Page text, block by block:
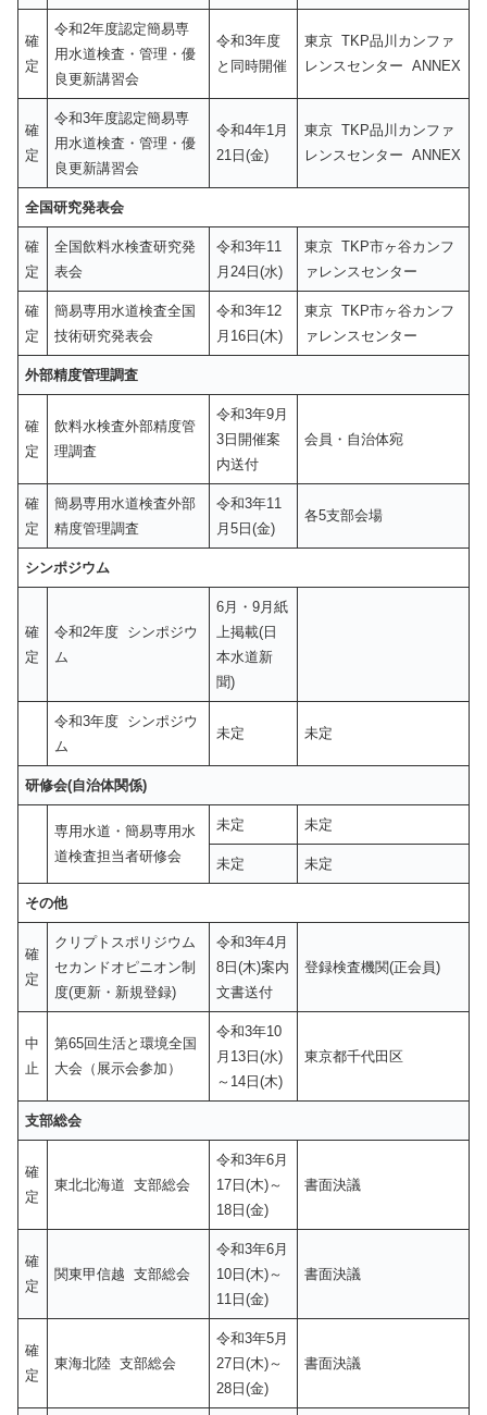
確
定
令和2年度認定簡易専
用水道検査・管理・優
良更新講習会
令和3年度
と同時開催
東京 TKP品川カンファ
レンスセンター ANNEX
確
定
令和3年度認定簡易専
用水道検査・管理・優
良更新講習会
令和4年1月
21日(金)
東京 TKP品川カンファ
レンスセンター ANNEX
全国研究発表会
確
定
全国飲料水検査研究発
表会
令和3年11
月24日(水)
東京 TKP市ヶ谷カンフ
ァレンスセンター
確
定
簡易専用水道検査全国
技術研究発表会
令和3年12
月16日(木)
東京 TKP市ヶ谷カンフ
ァレンスセンター
外部精度管理調査
確
定
飲料水検査外部精度管
理調査
令和3年9月
3日開催案
内送付
会員・自治体宛
確
定
簡易専用水道検査外部
精度管理調査
令和3年11
月5日(金)
各5支部会場
シンポジウム
確
定
令和2年度 シンポジウ
ム
6月・9月紙
上掲載(日
本水道新
聞)
令和3年度 シンポジウ
ム
未定 未定
研修会(自治体関係)
専用水道・簡易専用水
道検査担当者研修会
未定 未定
未定 未定
その他
確
定
クリプトスポリジウム
セカンドオピニオン制
度(更新・新規登録)
令和3年4月
8日(木)案内
文書送付
登録検査機関(正会員)
中
止
第65回生活と環境全国
大会（展示会参加）
令和3年10
月13日(水)
～14日(木)
東京都千代田区
支部総会
確
定
東北北海道 支部総会
令和3年6月
17日(木)～
18日(金)
書面決議
確
定
関東甲信越 支部総会
令和3年6月
10日(木)～
11日(金)
書面決議
確
定
東海北陸 支部総会
令和3年5月
27日(木)～
28日(金)
書面決議